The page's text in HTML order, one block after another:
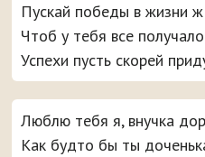
Пускай победы в жизни
Чтоб у тебя все
Успехи пусть скорей
Люблю тебя я, внучка
Как будто бы ты